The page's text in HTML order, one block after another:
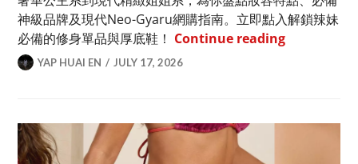
神級品牌及現代Neo-Gyaru網購指南。立即點入解鎖辣妹
必備的修身單品與厚底鞋！ Continue reading不只泡泡襪
YAP HUAI EN JULY 17, 2026